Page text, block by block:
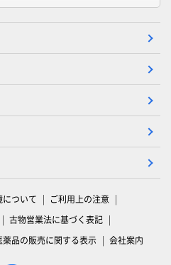
について
ご利用上の注意
古物営業法に基づく表記
薬品の販売に関する表示 会社案内